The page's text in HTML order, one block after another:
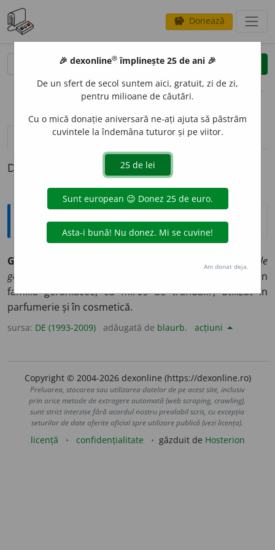
savings Donează
clear
opțiuni
definiții (1)
Definiția cu ID-ul 678555:
Enciclopedice
GERANIÚM
Ulei de
geranium
= ulei eteric obținut din unele plante din
familia geraniacee, cu miros de trandafir, utilizat în
parfumerie și în cosmetică.
sursa: DE (1993-2009) adăugată de blaurb. acțiuni
Copyright © 2004-2026 dexonline (https://dexonline.ro)
Preluarea, stocarea sau utilizarea datelor de pe acest site, inclusiv
prin orice metode de extragere automată (web scraping, crawling),
sunt strict interzise fără acordul nostru prealabil scris, cu excepția
seturilor de date oferite oficial spre utilizare publică (vezi licența).
licență confidențialitate găzduit de Hosterion
🎉 dexonline® împlinește 25 de ani 🎉
De un sfert de secol suntem aici, gratuit, zi de zi,
pentru milioane de căutări.
Cu o mică donație aniversară ne-ați ajuta să păstrăm
cuvintele la îndemâna tuturor și pe viitor.
Am donat deja.